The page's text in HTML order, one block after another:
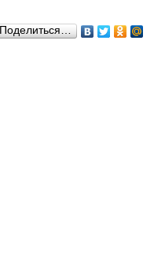
Поделиться…